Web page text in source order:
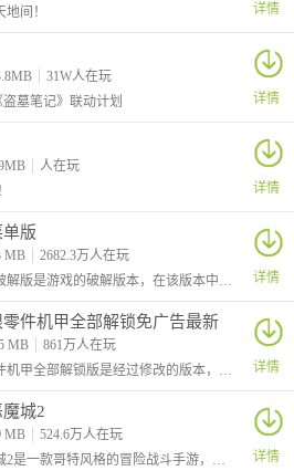
HT0052-D。性格认真严厉，常通过
其对天狼星混乱无序的数据深感头
教训。
物理伤害，击杀后可连续触发再次
命提升18%
触发斩杀之镰
极北之地的新王。为拯救遭受魔王威
帮助。离家后才意识到金钱的重要，
勉强维生。
间！
详情
31W人在玩
墓笔记》联动计划
详情
人在玩
详情
版
MB
2682.3万人在玩
猛鬼宿舍内置菜单破解版是游戏的破解版本，在该版本中为玩家提供了菜单，玩家可以通过内置的菜单获得各种强化功能。
详情
件机甲全部解锁免广告最新
MB
861万人在玩
机甲斗兽场无限零件机甲全部解锁版是经过修改的版本，在这里玩家进入游戏后可以看到左上角的零件数量已经是最大值，并且不管你怎么消耗都是不会减少的
详情
城2
MB
524.6万人在玩
哥特少女勇闯恶魔城2是一款哥特风格的冒险战斗手游，游戏中你将扮演一个哥特美少女和各种敌人进行决斗，不断地提升自己的战斗能力，挑战更为强大的敌人
详情